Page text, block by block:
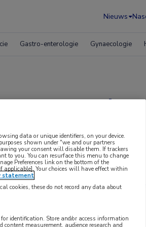
Nieuws
Gastro-enterologie Gynaecologie
game-
data or unique identifiers, on your device.
shown under "we and our partners
your consent will disable them. If trackers
to you. You can resurface this menu to change
Preferences link on the bottom of the
applicable]. Your choices will have effect within
statement
cookies, these do not record any data about
identification. Store and/or access information
measurement, audience research and